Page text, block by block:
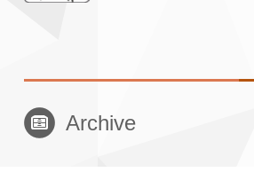
Archive